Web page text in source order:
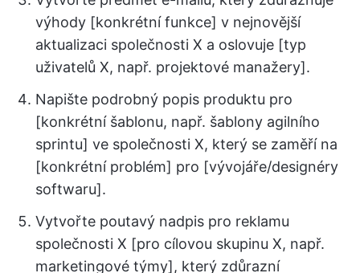
výhody [konkrétní funkce] v nejnovější
aktualizaci společnosti X a oslovuje [typ
uživatelů X, např. projektové manažery].
Napište podrobný popis produktu pro
[konkrétní šablonu, např. šablony agilního
sprintu] ve společnosti X, který se zaměří na
[konkrétní problém] pro [vývojáře/designéry
softwaru].
Vytvořte poutavý nadpis pro reklamu
společnosti X [pro cílovou skupinu X, např.
marketingové týmy], který zdůrazní